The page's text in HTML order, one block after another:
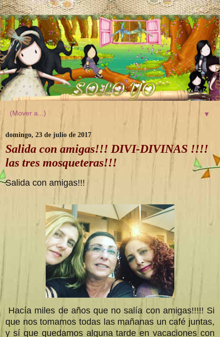
▼
domingo, 23 de julio de 2017
Salida con amigas!!! DIVI-DIVINAS !!!!
las tres mosqueteras!!!
Salida con amigas!!!
Hacía miles de años que no salía con amigas!!!!! Si
que nos tomamos todas las mañanas un café juntas,
y sí que quedamos alguna tarde en vacaciones con